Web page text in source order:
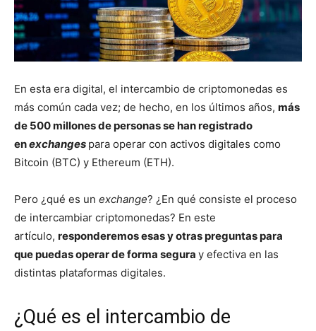
En esta era digital, el intercambio de criptomonedas es
más común cada vez; de hecho, en los últimos años, más
de 500 millones de personasse han registrado
enexchanges para operar con activos digitales como
Bitcoin (BTC) y Ethereum (ETH).
Pero ¿qué es un exchange? ¿En qué consiste el proceso
de intercambiar criptomonedas? En este
artículo, responderemos esas y otras preguntas para
que puedas operar de forma segura y efectiva en las
distintas plataformas digitales.
¿Qué es el intercambio de